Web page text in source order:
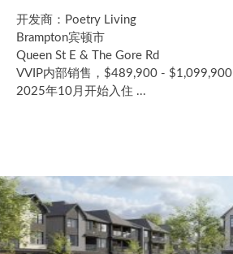
开发商：Poetry Living
Brampton宾顿市
Queen St E & The Gore Rd
VVIP内部销售，$489,900 - $1,099,900
2025年10月开始入住 ...